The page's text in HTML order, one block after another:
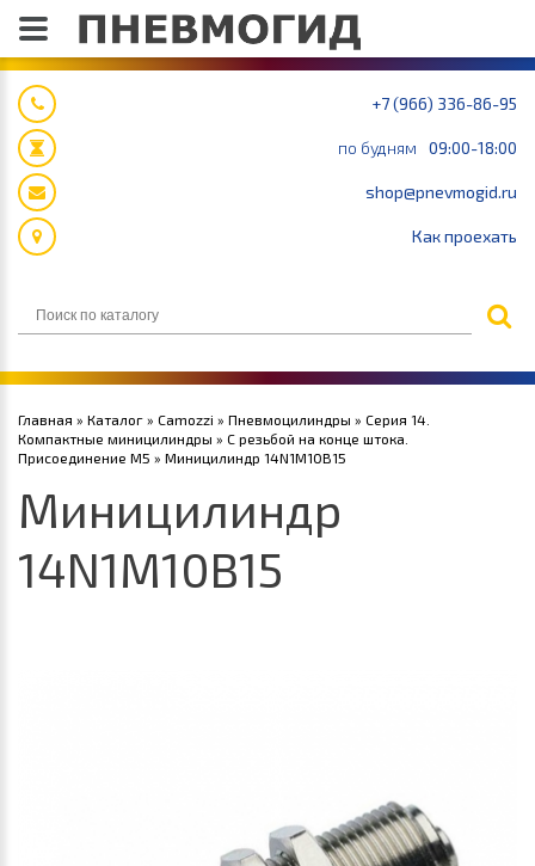
+7 (966) 336-86-95
по будням 09:00-18:00
shop@pnevmogid.ru
Как проехать
Главная » Каталог » Camozzi » Пневмоцилиндры » Серия 14.
Компактные миницилиндры » С резьбой на конце штока.
Присоединение М5 » Миницилиндр 14N1M10B15
Миницилиндр
14N1M10B15